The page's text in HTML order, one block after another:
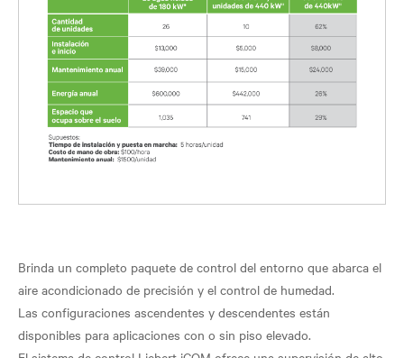
Brinda un completo paquete de control del entorno que abarca el
aire acondicionado de precisión y el control de humedad.
Las configuraciones ascendentes y descendentes están
disponibles para aplicaciones con o sin piso elevado.